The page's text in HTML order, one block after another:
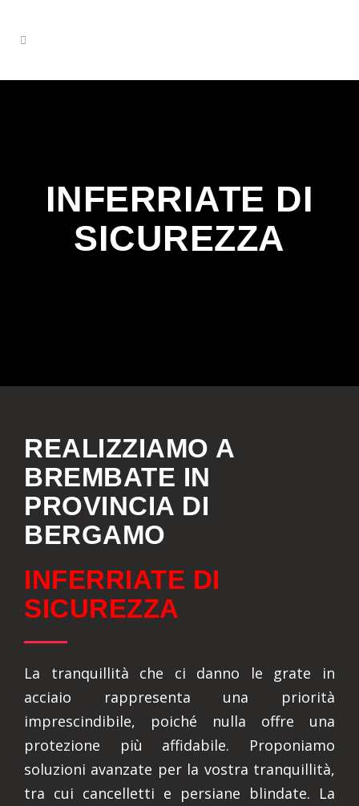
INFERRIATE DI
SICUREZZA
REALIZZIAMO A
BREMBATE IN
PROVINCIA DI
BERGAMO
INFERRIATE DI
SICUREZZA
La tranquillità che ci danno le grate in
acciaio rappresenta una priorità
imprescindibile, poiché nulla offre una
protezione più affidabile. Proponiamo
soluzioni avanzate per la vostra tranquillità,
tra cui cancelletti e persiane blindate. La